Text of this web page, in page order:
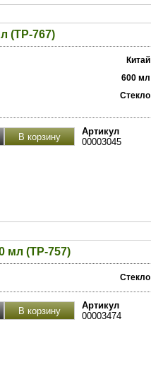
(TP-767)
Китай
600 мл
Стекло
Артикул
00003045
мл (ТР-757)
Стекло
Артикул
00003474